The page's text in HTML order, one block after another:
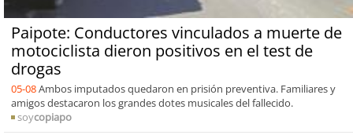
Paipote: Conductores vinculados a muerte de
motociclista dieron positivos en el test de
drogas
05-08Ambos imputados quedaron en prisión preventiva. Familiares y
amigos destacaron los grandes dotes musicales del fallecido.
soycopiapo